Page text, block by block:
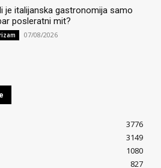
je italijanska gastronomija samo
posleratni mit?
07/08/2026
3776
3149
1080
827